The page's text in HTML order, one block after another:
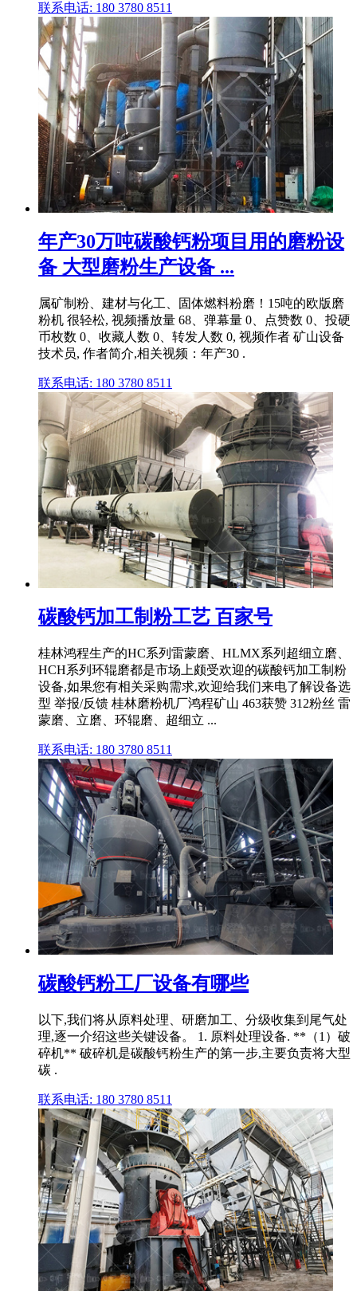
联系电话: 180 3780 8511
年产30万吨碳酸钙粉项目用的磨粉设
备 大型磨粉生产设备 ...
属矿制粉、建材与化工、固体燃料粉磨！15吨的欧版磨
粉机 很轻松, 视频播放量 68、弹幕量 0、点赞数 0、投硬
币枚数 0、收藏人数 0、转发人数 0, 视频作者 矿山设备
技术员, 作者简介,相关视频：年产30 .
联系电话: 180 3780 8511
碳酸钙加工制粉工艺 百家号
桂林鸿程生产的HC系列雷蒙磨、HLMX系列超细立磨、
HCH系列环辊磨都是市场上颇受欢迎的碳酸钙加工制粉
设备,如果您有相关采购需求,欢迎给我们来电了解设备选
型 举报/反馈 桂林磨粉机厂鸿程矿山 463获赞 312粉丝 雷
蒙磨、立磨、环辊磨、超细立 ...
联系电话: 180 3780 8511
碳酸钙粉工厂设备有哪些
以下,我们将从原料处理、研磨加工、分级收集到尾气处
理,逐一介绍这些关键设备。 1. 原料处理设备. **（1）破
碎机** 破碎机是碳酸钙粉生产的第一步,主要负责将大型
碳 .
联系电话: 180 3780 8511